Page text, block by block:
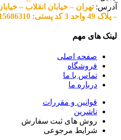
آدرس:تهران – خیابان انقلاب –
– پلاک 49 واحد 3 کد پستی: 1315686310
لینک های مهم
صفحه اصلی
فروشگاه
تماس با ما
درباره ما
قوانین و مقررات
ناشرین
روش های ثبت سفارش
شرایط مرجوعی